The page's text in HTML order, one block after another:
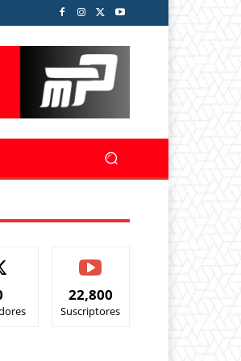
22,800
Suscriptores